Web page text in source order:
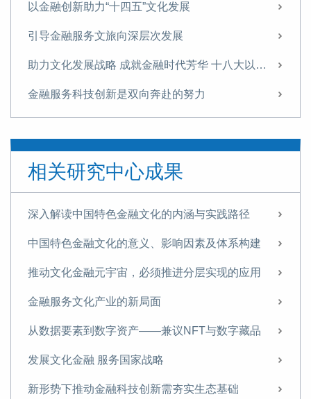
以金融创新助力“十四五”文化发展
引导金融服务文旅向深层次发展
助力文化发展战略 成就金融时代芳华 十八大以来我国文化金融发展概述
金融服务科技创新是双向奔赴的努力
国外文化金融领域研究概述——以新闻、电影、艺术品和创意产业视角
在国际视野下推动文化金融研究
积极创新 发挥文化产权交易所在文化生产要素配置中的关键作用
“双区”建设背景下，知识产权金融创新与深圳文化金融发展
当前文化金融发展政策的新关注点
当前文化金融发展政策的新关注点
金融服务文化实体经济需走出四个认识误区
相关研究中心成果
深入解读中国特色金融文化的内涵与实践路径
中国特色金融文化的意义、影响因素及体系构建
推动文化金融元宇宙，必须推进分层实现的应用
金融服务文化产业的新局面
从数据要素到数字资产——兼议NFT与数字藏品
发展文化金融 服务国家战略
新形势下推动金融科技创新需夯实生态基础